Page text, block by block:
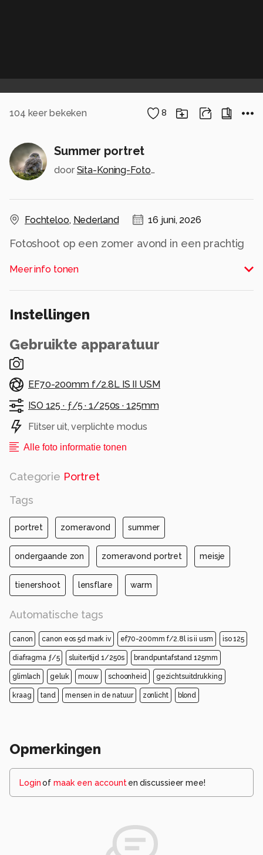
104 keer bekeken 8
Summer portret
door Sita-Koning-Fotoshootz
Fochteloo, Nederland 16 juni, 2026
Fotoshoot op een zomer avond in een prachtig
Meer info tonen
Instellingen
Gebruikte apparatuur
EF70-200mm f/2.8L IS II USM
ISO 125 · ƒ/5 ·1/250s ·125mm
Flitser uit, verplichte modus
Alle foto informatie tonen
Categorie Portret
Tags
portret zomeravond summer
ondergaande zon zomeravond portret meisje
tienershoot lensflare warm
Automatische tags
canon canon eos 5d mark iv ef70-200mm f/2.8l is ii usm iso 125
diafragma ƒ/5 sluitertijd 1/250s brandpuntafstand 125mm
glimlach geluk mouw schoonheid gezichtsuitdrukking
kraag tand mensen in de natuur zonlicht blond
Opmerkingen
Loginof maak een account en discussieer mee!